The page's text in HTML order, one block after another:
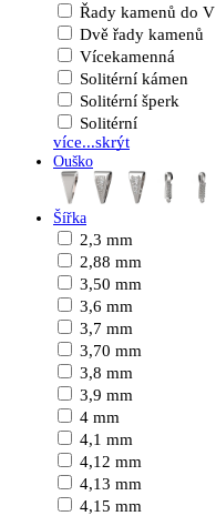
Řady kamenů do V
Dvě řady kamenů
Vícekamenná
Solitérní kámen
Solitérní šperk
Solitérní
více...skrýt
Ouško
Šířka
2,3 mm
2,88 mm
3,50 mm
3,6 mm
3,7 mm
3,70 mm
3,8 mm
3,9 mm
4 mm
4,1 mm
4,12 mm
4,13 mm
4,15 mm